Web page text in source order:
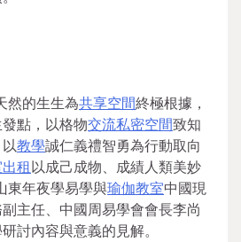
然的生生為共享空間終極根據，
點，以格物交流私密空間致知
教學誠仁義禮智勇為行動取向
租以成己成物、成績人類美妙
東年夜學易學與瑜伽教室中國現
主任、中國周易學會會長李尚
討內容與意義的見解。